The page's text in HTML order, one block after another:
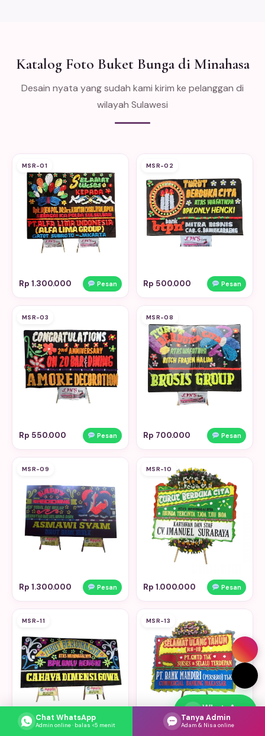
Katalog Foto Buket Bunga di Minahasa
Desain nyata yang sudah kami kirim ke pelanggan di
wilayah Sulawesi
MSR-01
Rp 1.300.000 Pesan
MSR-02
Rp 500.000 Pesan
MSR-03
Rp 550.000 Pesan
MSR-08
Rp 700.000 Pesan
MSR-09
Rp 1.300.000 Pesan
MSR-10
Rp 1.000.000 Pesan
MSR-11 MSR-13
WhatsApp
Respons cepat
Chat WhatsApp
Admin online · balas <5 menit
Tanya Admin
Adam & Nisa online